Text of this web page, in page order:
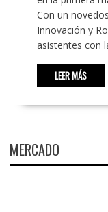
Con un
Innovación y
asistentes con
LEER MÁS
MERCADO